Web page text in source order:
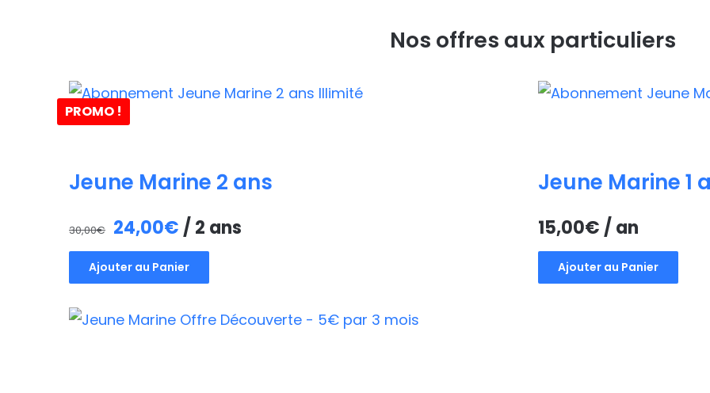
Nos offres aux particuliers
PROMO !
Jeune Marine 2 ans
30,00€ Le
prix
initial
était :
24,00€ Le
prix
actuel
est :
/ 2 ans
Ajouter au Panier
Jeune Marine 1
15,00€ / an
Ajouter au Panier